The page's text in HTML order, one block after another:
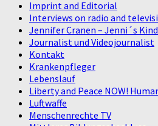
Imprint and Editorial
Interviews on radio and
Jennifer Cranen – Jenni´s
Journalist und Videojournalist
Kontakt
Krankenpfleger
Lebenslauf
Liberty and Peace NOW!
Luftwaffe
Menschenrechte TV